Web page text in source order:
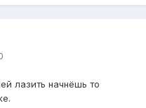
лазить начнёшь то